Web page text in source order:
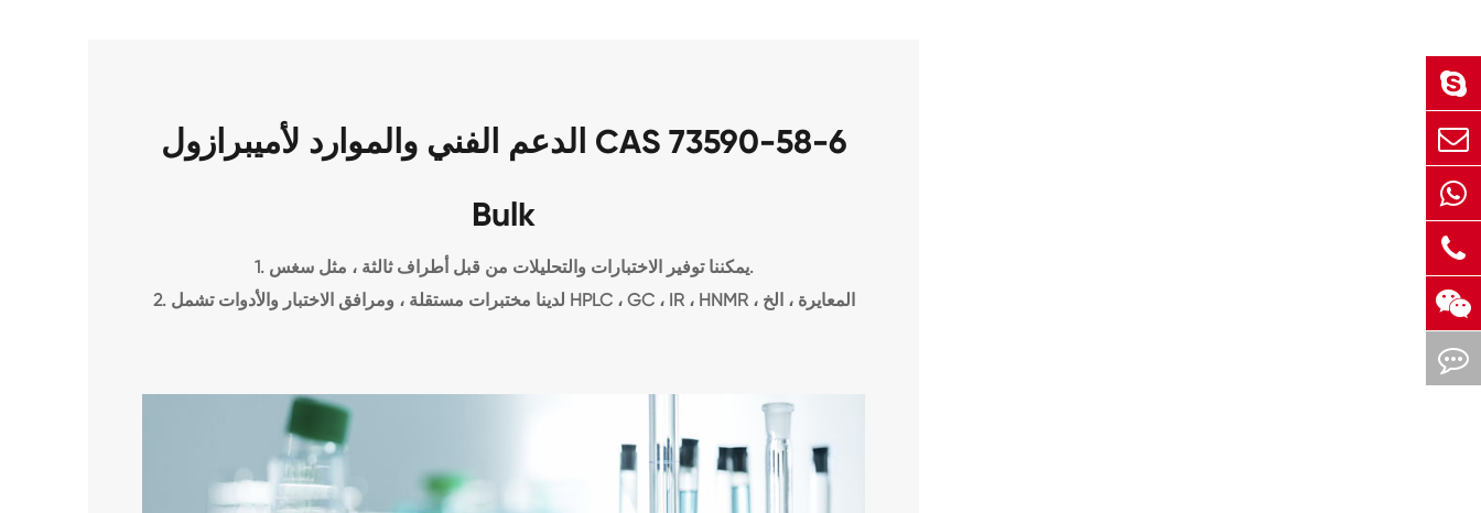
الدعم الفني والموارد لأميبرازول CAS 73590-58-6
Bulk
1. يمكننا توفير الاختبارات والتحليلات من قبل أطراف ثالثة ، مثل سغس.
2. لدينا مختبرات مستقلة ، ومرافق الاختبار والأدوات تشمل HPLC ، GC ، IR ، HNMR ، المعايرة ، الخ